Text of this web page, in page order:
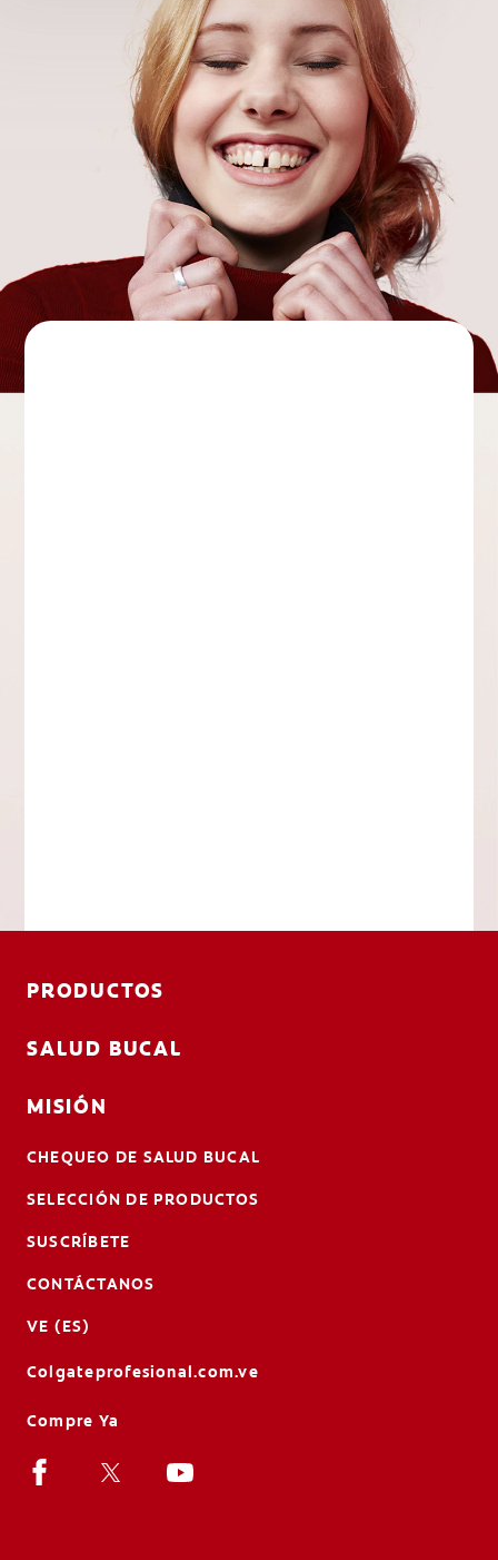
PRODUCTOS
SALUD BUCAL
MISIÓN
CHEQUEO DE SALUD BUCAL
SELECCIÓN DE PRODUCTOS
SUSCRÍBETE
CONTÁCTANOS
VE (ES)
Colgateprofesional.com.ve
Compre Ya